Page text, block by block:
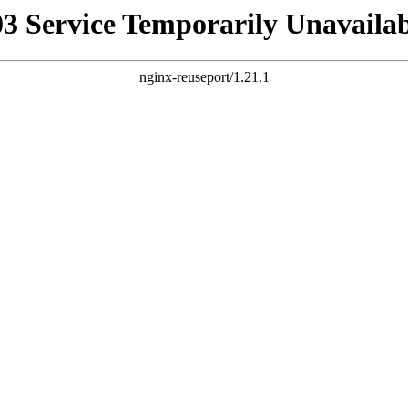
Service Temporarily
nginx-reuseport/1.21.1